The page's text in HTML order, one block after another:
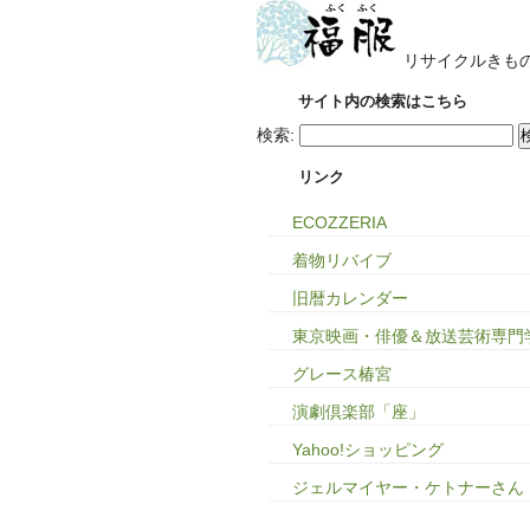
リサイクルきも
サイト内の検索はこちら
検索:
リンク
ECOZZERIA
着物リバイブ
旧暦カレンダー
東京映画・俳優＆放送芸術専門
グレース椿宮
演劇倶楽部「座」
Yahoo!ショッピング
ジェルマイヤー・ケトナーさん